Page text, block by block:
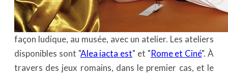
façon ludique, au musée, avec un atelier. Les ateliers
disponibles sont "Alea iacta est" et "Rome et Ciné". À
travers des jeux romains, dans le premier cas, et le